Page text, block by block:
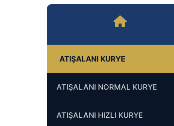
ATIŞALANI KURYE
ATIŞALANI NORMAL KURYE
ATIŞALANI HIZLI KURYE